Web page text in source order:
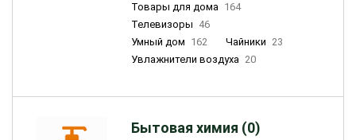
Товары для дома 164
Телевизоры 46
Умный дом 162 Чайники 23
Увлажнители воздуха 20
Бытовая химия (0)